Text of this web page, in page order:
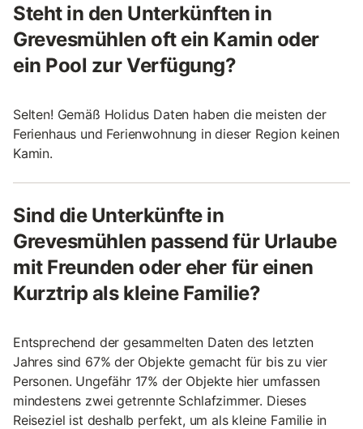
Steht in den Unterkünften in
Grevesmühlen oft ein Kamin oder
ein Pool zur Verfügung?
Selten! Gemäß Holidus Daten haben die meisten der
Ferienhaus und Ferienwohnung in dieser Region keinen
Kamin.
Sind die Unterkünfte in
Grevesmühlen passend für Urlaube
mit Freunden oder eher für einen
Kurztrip als kleine Familie?
Entsprechend der gesammelten Daten des letzten
Jahres sind 67% der Objekte gemacht für bis zu vier
Personen. Ungefähr 17% der Objekte hier umfassen
mindestens zwei getrennte Schlafzimmer. Dieses
Reiseziel ist deshalb perfekt, um als kleine Familie in